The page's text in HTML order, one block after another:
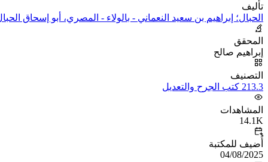
تأليف
الحبال؛ إبراهيم بن سعيد النعماني - بالولاء - المصري، أبو إسحاق
المحقق
إبراهيم صالح
التصنيف
213.3 كتب الجرح والتعديل
المشاهدات
14.1K
أُضيف للمكتبة
04/08/2025